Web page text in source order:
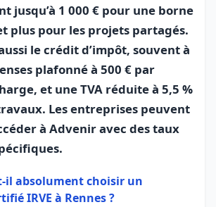
jusqu’à 1 000 € pour une borne
plus pour les projets partagés.
le crédit d’impôt, souvent à
plafonné à 500 € par
et une TVA réduite à 5,5 %
Les entreprises peuvent
à Advenir avec des taux
absolument choisir un
IRVE à Rennes ?